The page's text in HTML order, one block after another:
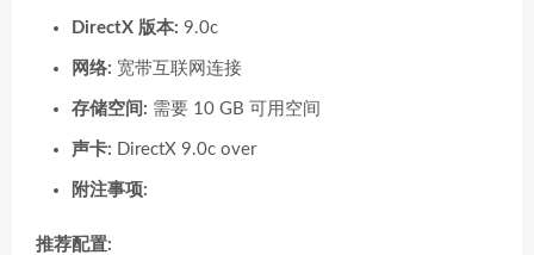
DirectX 版本: 9.0c
网络: 宽带互联网连接
存储空间: 需要 10 GB 可用空间
声卡: DirectX 9.0c over
附注事项:
推荐配置: